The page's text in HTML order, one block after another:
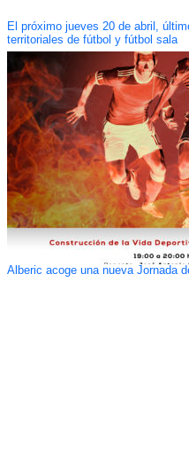
El próximo jueves 20 de abril,
territoriales de fútbol y fútbol sala
Alberic acoge una nueva Jornada